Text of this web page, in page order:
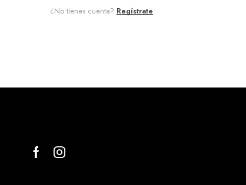
¿No tienes cuenta? Regístrate